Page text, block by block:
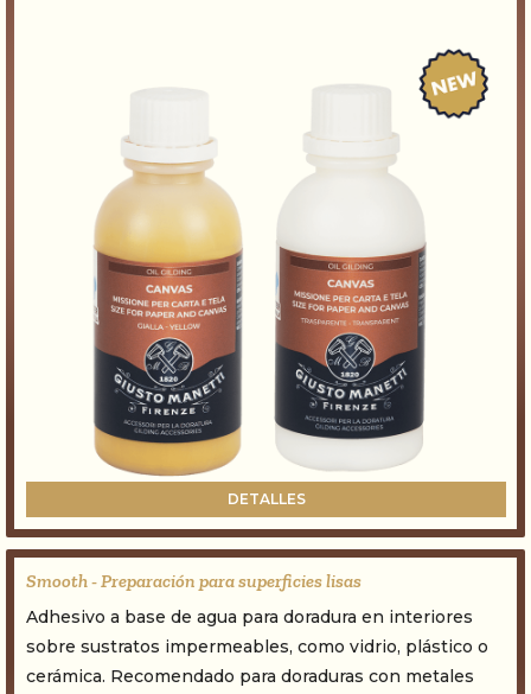
DETALLES
Smooth - Preparación para superficies lisas
Adhesivo a base de agua para doradura en interiores
sobre sustratos impermeables, como vidrio, plástico o
cerámica. Recomendado para doraduras con metales